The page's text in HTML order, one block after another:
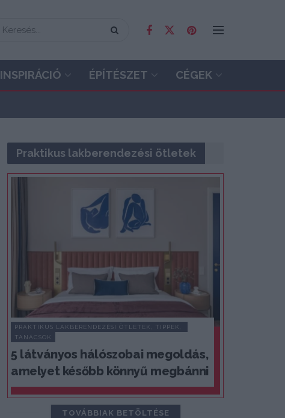
INSPIRÁCIÓ ÉPÍTÉSZET CÉGEK
Praktikus lakberendezési ötletek
PRAKTIKUS LAKBERENDEZÉSI ÖTLETEK, TIPPEK,
TANÁCSOK
5 látványos hálószobai megoldás,
amelyet később könnyű megbánni
TOVÁBBIAK BETÖLTÉSE